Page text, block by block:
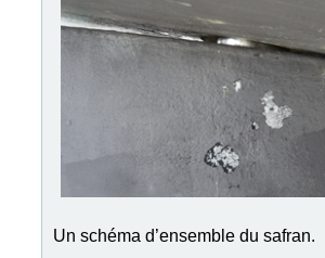
Un schéma d’ensemble du safran.